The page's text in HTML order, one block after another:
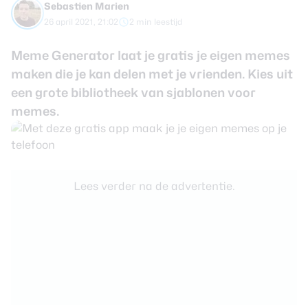
Sebastien Marien
26 april 2021, 21:02 2 min leestijd
Meme Generator laat je gratis je eigen memes
maken die je kan delen met je vrienden. Kies uit
een grote bibliotheek van sjablonen voor
memes.
Lees verder na de advertentie.